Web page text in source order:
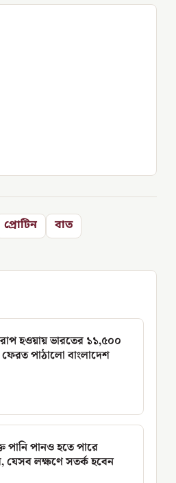
প্রোটিন বাত
হওয়ায় ভারতের ১১,৫০০
পাঠালো বাংলাদেশ
পানি পানও হতে পারে
যেসব লক্ষণে সতর্ক হবেন